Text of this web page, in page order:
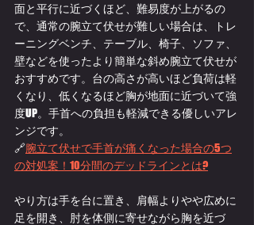
面と平行に近づくほど、難易度が上がるの
で、通常の腕立て伏せが難しい場合は、トレ
ーニングベンチ、テーブル、椅子、ソファ、
壁などを使ったより簡単な斜め腕立て伏せが
おすすめです。台の高さが高いほど負荷は軽
くなり、低くなるほど胸が地面に近づいて強
度UP。手首への負担も軽減できる優しいアレ
ンジです。
🔗腕立て伏せで手首が痛くなった場合の5つ
の対処案！10分間のデッドラインとは?
やり方は手を台に置き、肩幅よりやや広めに
足を開き、肘を体側に寄せながら胸を近づ